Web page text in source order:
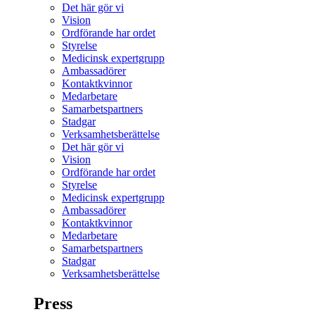
Det här gör vi
Vision
Ordförande har ordet
Styrelse
Medicinsk expertgrupp
Ambassadörer
Kontaktkvinnor
Medarbetare
Samarbetspartners
Stadgar
Verksamhetsberättelse
Det här gör vi
Vision
Ordförande har ordet
Styrelse
Medicinsk expertgrupp
Ambassadörer
Kontaktkvinnor
Medarbetare
Samarbetspartners
Stadgar
Verksamhetsberättelse
Press